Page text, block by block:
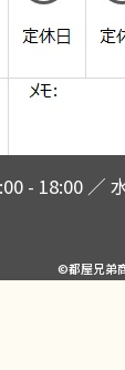
- 18:00 ／
©都屋兄弟